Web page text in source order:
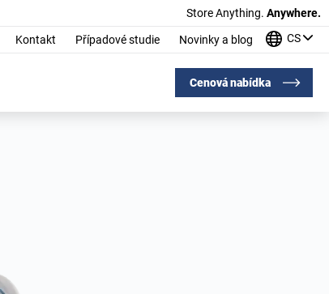
Store Anything. Anywhere.
Kontakt Případové studie Novinky a blog CS
Cenová nabídka